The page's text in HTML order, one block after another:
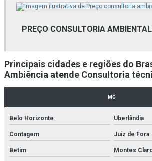
Empresa de gestão de resíduos mg
Empresa de laudo ambiental bh
Empresa de laudo ambiental mg
Empresa de licenciamento ambiental bh
Empresas de consultoria ambiental
Empresas de consultoria meio ambiente
PREÇO CONSULTORIA AMBIENTAL
Principais cidades e regiões do
Ambiência atende Consultoria
MG
Belo Horizonte Uberlândia
Contagem Juiz de Fora
Betim Montes